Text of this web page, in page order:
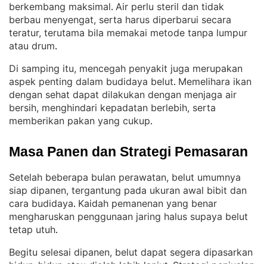
berkembang maksimal. Air perlu steril dan tidak
berbau menyengat, serta harus diperbarui secara
teratur, terutama bila memakai metode tanpa lumpur
atau drum.
Di samping itu, mencegah penyakit juga merupakan
aspek penting dalam budidaya belut. Memelihara ikan
dengan sehat dapat dilakukan dengan menjaga air
bersih, menghindari kepadatan berlebih, serta
memberikan pakan yang cukup.
Masa Panen dan Strategi Pemasaran
Setelah beberapa bulan perawatan, belut umumnya
siap dipanen, tergantung pada ukuran awal bibit dan
cara budidaya. Kaidah pemanenan yang benar
mengharuskan penggunaan jaring halus supaya belut
tetap utuh.
Begitu selesai dipanen, belut dapat segera dipasarkan